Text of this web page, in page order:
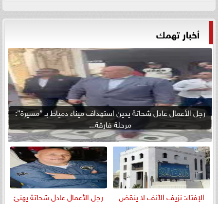
أخبار تهمك
رجل الأعمال عادل شحاتة يدين استهداف ميناء دمياط بـ ”مسيرة”:
مرحلة فارقة...
الإفتاء: نزيف الأنف لا ينقض
رجل الأعمال عادل شحاتة يهنئ